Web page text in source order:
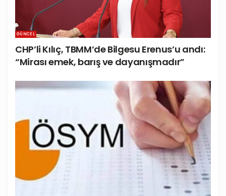
GÜNCEL
CHP’li Kılıç, TBMM’de Bilgesu Erenus’u andı:
“Mirası emek, barış ve dayanışmadır”